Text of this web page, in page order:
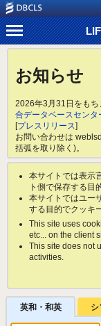
お知らせ
2026年3月31日をも
合データベースセンタ
[プレスリリース]
お問い合わせは
括弧を取り除く)。
本サイトでは表示
ト側で保存する目
本サイトではユー
する目的でクッキ
This site uses
etc... on the client
This site does not
activities.
英和・和英 シ